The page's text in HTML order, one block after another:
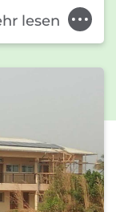
lesen